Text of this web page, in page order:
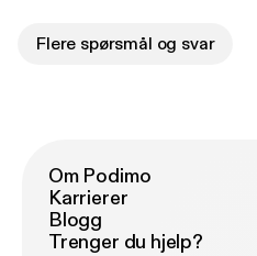
Flere spørsmål og svar
Om Podimo
Karrierer
Blogg
Trenger du hjelp?